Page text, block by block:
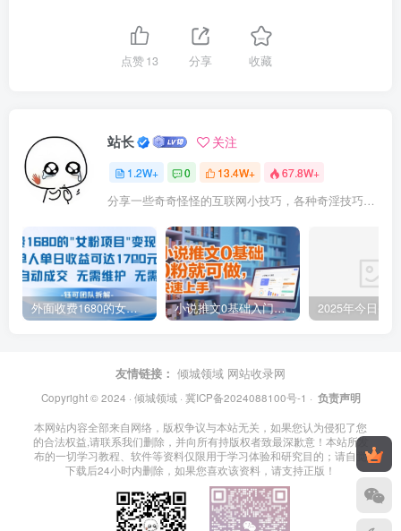
点赞13 分享 收藏
站长 关注
1.2W+ 0 13.4W+ 67.8W+
分享一些奇奇怪怪的互联网小技巧，各种奇淫技巧都在本站。
外面收费1680的女粉项目变现，单人单日收益可达1.7k，全自动成交无需维护 小说推文0基础入门教程，0粉就可做，快速上手
友情链接： 倾城领域 网站收录网
Copyright © 2024 · 倾城领域 · 冀ICP备2024088100号-1 · 负责声明
本网站内容全部来自网络，版权争议与本站无关，如果您认为侵犯了您
的合法权益,请联系我们删除，并向所有持版权者致最深歉意！本站所发
布的一切学习教程、软件等资料仅限用于学习体验和研究目的；请自觉
下载后24小时内删除，如果您喜欢该资料，请支持正版！